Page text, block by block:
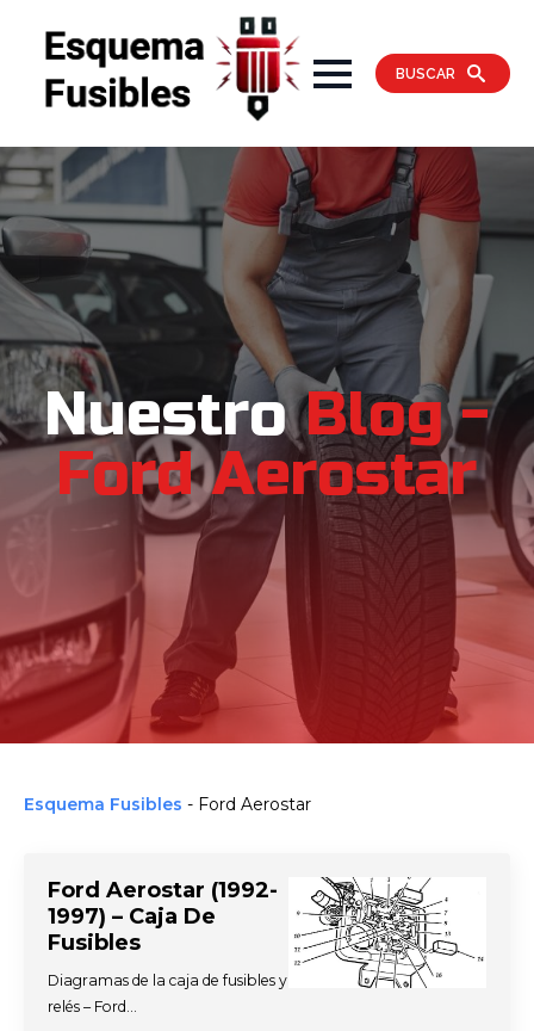
BUSCAR
Nuestro Blog -
Ford Aerostar
Esquema Fusibles - Ford Aerostar
Ford Aerostar (1992-
1997) – Caja De
Fusibles
Diagramas de la caja de fusibles y
relés – Ford…